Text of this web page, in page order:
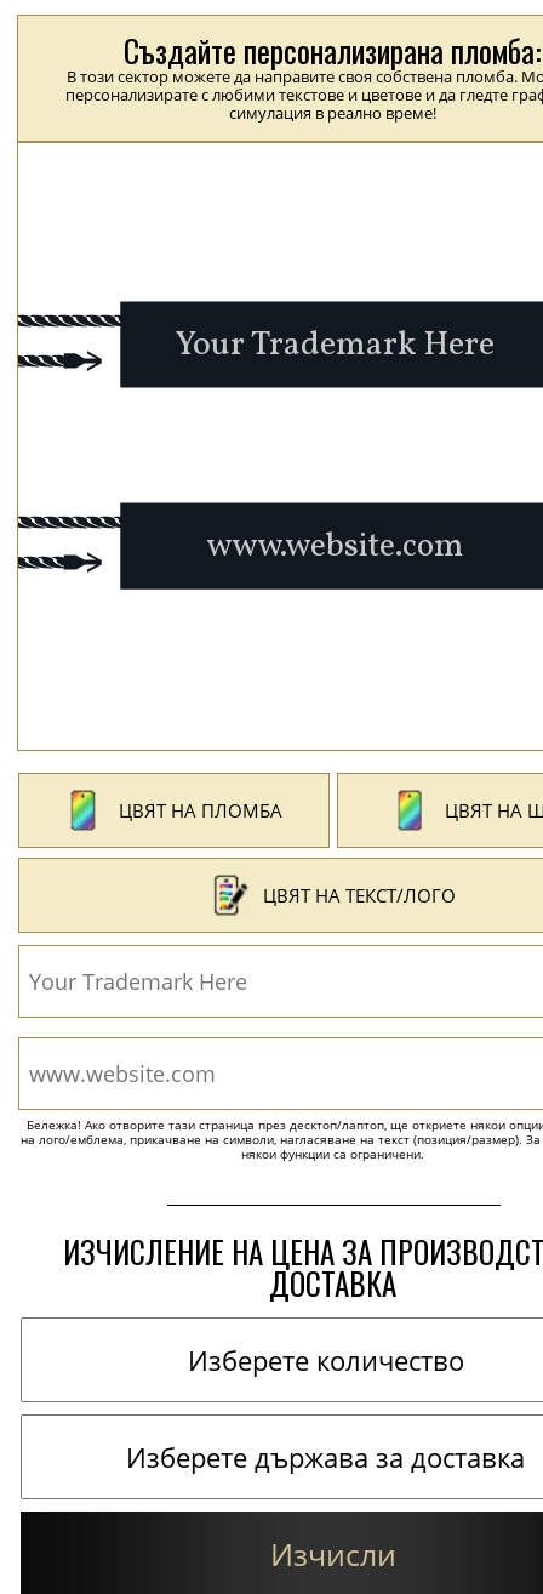
Създайте персонализирана пломба:
В този сектор можете да направите своя собствена пломба.
персонализирате с любими текстове и цветове и да гледте
симулация в реално време!
ЦВЯТ НА ПЛОМБА ЦВЯТ НА
ЦВЯТ НА ТЕКСТ/ЛОГО
Бележка! Ако отворите тази страница през десктоп/лаптоп, ще откриете някои
на лого/емблема, прикачване на символи, нагласяване на текст (позиция/размер).
някои функции са ограничени.
ИЗЧИСЛЕНИЕ НА ЦЕНА ЗА
ДОСТАВКА
Изчисли